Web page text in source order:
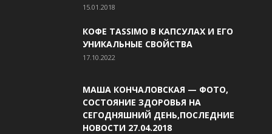
15.01.2018
КОФЕ TASSIMO В КАПСУЛАХ И ЕГО
УНИКАЛЬНЫЕ СВОЙСТВА
17.10.2022
МАША КОНЧАЛОВСКАЯ — ФОТО,
СОСТОЯНИЕ ЗДОРОВЬЯ НА
СЕГОДНЯШНИЙ ДЕНЬ,ПОСЛЕДНИЕ
НОВОСТИ 27.04.2018